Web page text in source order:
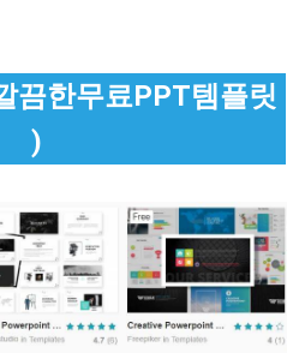
끔한무료PPT템플릿
)